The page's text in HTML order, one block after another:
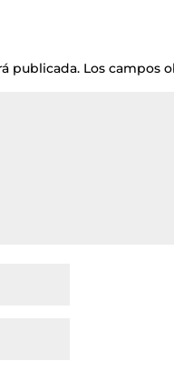
publicada. Los campos